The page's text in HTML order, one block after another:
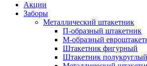
Акции
Заборы
Металлический штакетник
П-образный штакетник
М-образный
Штакетник фигурный
Штакетник полукруглый